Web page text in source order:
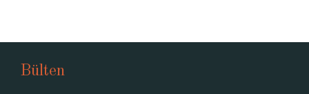
Bülten